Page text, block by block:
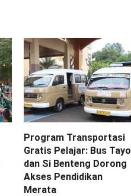
Program Transportasi
Gratis Pelajar: Bus Tayo
dan Si Benteng Dorong
Akses Pendidikan
Merata